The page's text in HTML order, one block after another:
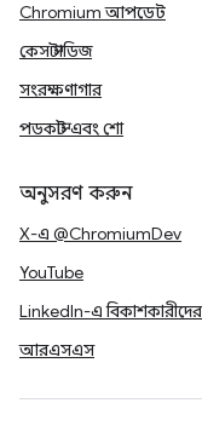
Chromium আপডেট
কেস স্টাডিজ
সংরক্ষণাগার
পডকাস্ট এবং শো
অনুসরণ করুন
X-এ @ChromiumDev
YouTube
LinkedIn-এ
আরএসএস